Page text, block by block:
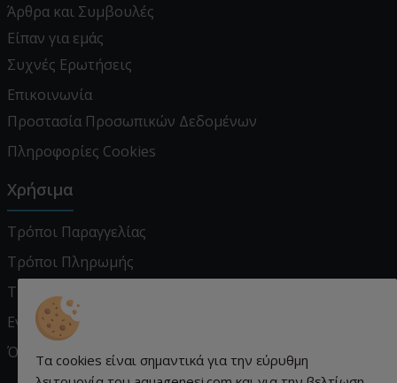
Άρθρα και Συμβουλές
Είπαν για εμάς
Συχνές Ερωτήσεις
Επικοινωνία
Προστασία Προσωπικών Δεδομένων
Πληροφορίες Cookies
Χρήσιμα
Τρόποι Παραγγελίας
Τρόποι Πληρωμής
Τρόποι Αποστολής
Εγγύηση - Επιστροφές
Όροι χρήσης
Τα cookies είναι σημαντικά για την εύρυθμη